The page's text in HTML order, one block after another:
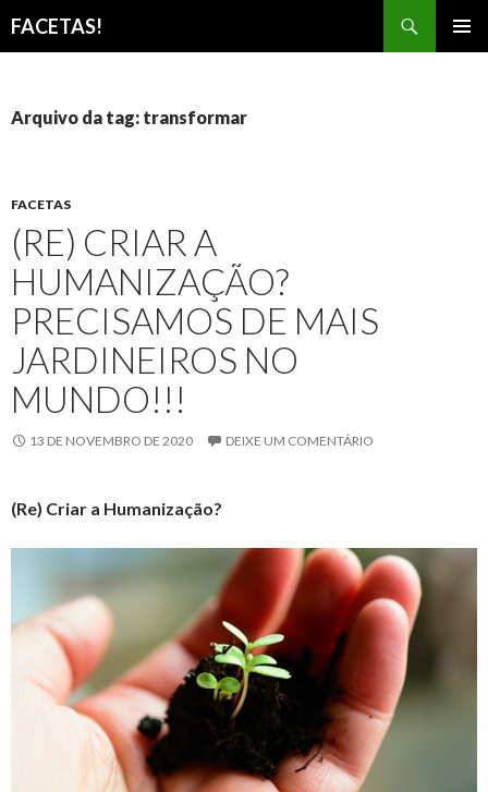
FACETAS!
CONTEÚDO
Arquivo da tag: transformar
FACETAS
(RE) CRIAR A
HUMANIZAÇÃO?
PRECISAMOS DE MAIS
JARDINEIROS NO
MUNDO!!!
13 DE NOVEMBRO DE 2020 DEIXE UM COMENTÁRIO
(Re) Criar a Humanização?